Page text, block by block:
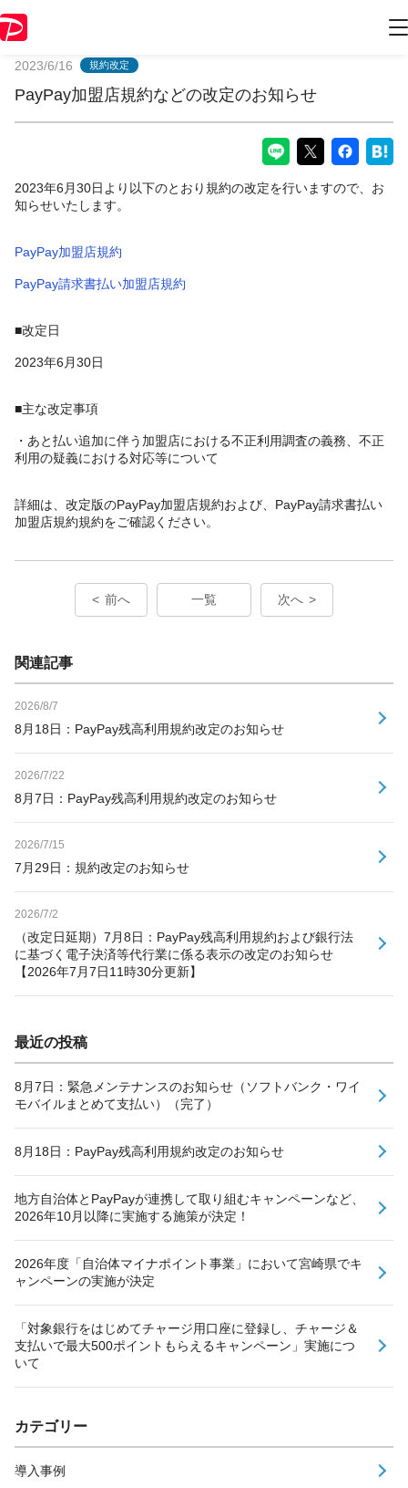
2023/6/16 規約改定
PayPay加盟店規約などの改定のお知らせ
​​​​​​2023年6月30日より以下のとおり規約の改定を行いますので、お
知らせいたします。
PayPay加盟店規約
PayPay請求書払い加盟店規約
■改定日
2023年6月30日
■主な改定事項
・あと払い追加に伴う加盟店における不正利用調査の義務、不正
利用の疑義における対応等について
詳細は、改定版のPayPay加盟店規約および、PayPay請求書払い
加盟店規約規約をご確認ください。
前へ 一覧 次へ
関連記事
2026/8/7
8月18日：PayPay残高利用規約改定のお知らせ
2026/7/22
8月7日：PayPay残高利用規約改定のお知らせ
2026/7/15
7月29日：規約改定のお知らせ
2026/7/2
（改定日延期）7月8日：PayPay残高利用規約および銀行法
に基づく電子決済等代行業に係る表示の改定のお知らせ
【2026年7月7日11時30分更新】
最近の投稿
8月7日：緊急メンテナンスのお知らせ（ソフトバンク・ワイ
モバイルまとめて支払い）（完了）
8月18日：PayPay残高利用規約改定のお知らせ
地方自治体とPayPayが連携して取り組むキャンペーンなど、
2026年10月以降に実施する施策が決定！
2026年度「自治体マイナポイント事業」において宮崎県でキ
ャンペーンの実施が決定
「対象銀行をはじめてチャージ用口座に登録し、チャージ＆
支払いで最大500ポイントもらえるキャンペーン」実施につ
いて
カテゴリー
導入事例